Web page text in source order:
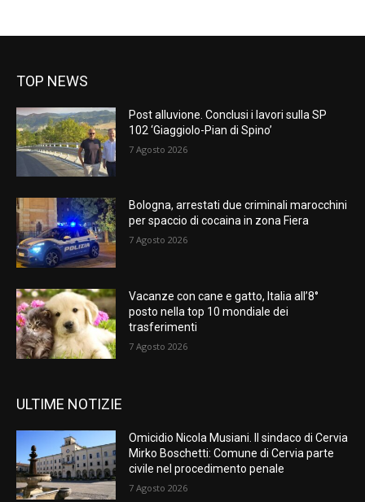
TOP NEWS
Post alluvione. Conclusi i lavori sulla SP
102 ‘Giaggiolo-Pian di Spino’
7 Agosto 2026
Bologna, arrestati due criminali marocchini
per spaccio di cocaina in zona Fiera
7 Agosto 2026
Vacanze con cane e gatto, Italia all’8°
posto nella top 10 mondiale dei
trasferimenti
7 Agosto 2026
ULTIME NOTIZIE
Omicidio Nicola Musiani. Il sindaco di Cervia
Mirko Boschetti: Comune di Cervia parte
civile nel procedimento penale
7 Agosto 2026